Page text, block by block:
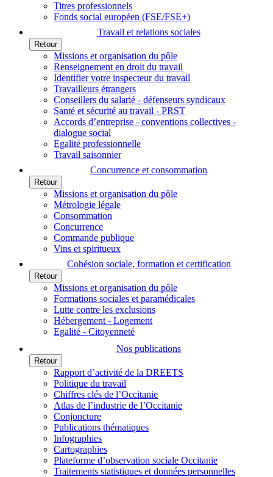
Titres professionnels
Fonds social européen (FSE/FSE+)
Travail et relations sociales
Retour
Missions et organisation du pôle
Renseignement en droit du travail
Identifier votre inspecteur du travail
Travailleurs étrangers
Conseillers du salarié - défenseurs syndicaux
Santé et sécurité au travail - PRST
Accords d’entreprise - conventions collectives -
dialogue social
Egalité professionnelle
Travail saisonnier
Concurrence et consommation
Retour
Missions et organisation du pôle
Métrologie légale
Consommation
Concurrence
Commande publique
Vins et spiritueux
Cohésion sociale, formation et certification
Retour
Missions et organisation du pôle
Formations sociales et paramédicales
Lutte contre les exclusions
Hébergement - Logement
Egalité - Citoyenneté
Nos publications
Retour
Rapport d’activité de la DREETS
Politique du travail
Chiffres clés de l’Occitanie
Atlas de l’industrie de l’Occitanie
Conjoncture
Publications thématiques
Infographies
Cartographies
Plateforme d’observation sociale Occitanie
Traitements statistiques et données personnelles